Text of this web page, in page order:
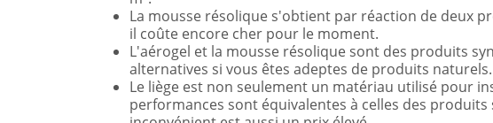
La mousse résolique s'obtient par réaction de deux
il coûte encore cher pour le moment.
L'aérogel et la mousse résolique sont des produits
alternatives si vous êtes adeptes de produits naturels.
Le liège est non seulement un matériau utilisé pour
performances sont équivalentes à celles des